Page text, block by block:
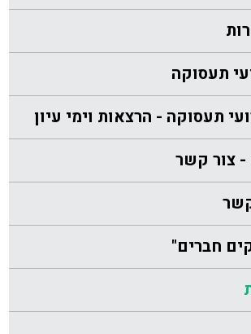
תעסוקה
תעסוקה - הרצאות וימי עיון
צור קשר
חברים"